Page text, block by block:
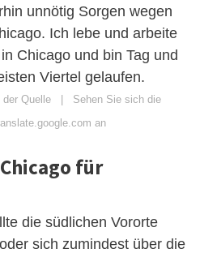
unnötig Sorgen wegen
Ich lebe und arbeite
Chicago und bin Tag und
Viertel gelaufen.
Quelle | Sehen Sie sich die
an
für
die südlichen Vororte
sich zumindest über die